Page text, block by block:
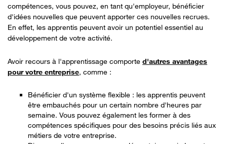
compétences, vous pouvez, en tant qu'employeur, bénéficier
d'idées nouvelles que peuvent apporter ces nouvelles recrues.
En effet, les apprentis peuvent avoir un potentiel essentiel au
développement de votre activité.
Avoir recours à l'apprentissage comporte d'autres avantages
pour votre entreprise, comme :
Bénéficier d'un système flexible : les apprentis peuvent
être embauchés pour un certain nombre d'heures par
semaine. Vous pouvez également les former à des
compétences spécifiques pour des besoins précis liés aux
métiers de votre entreprise.